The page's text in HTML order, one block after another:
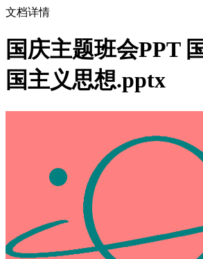
文档详情
国庆主题班会PPT
国主义思想.pptx